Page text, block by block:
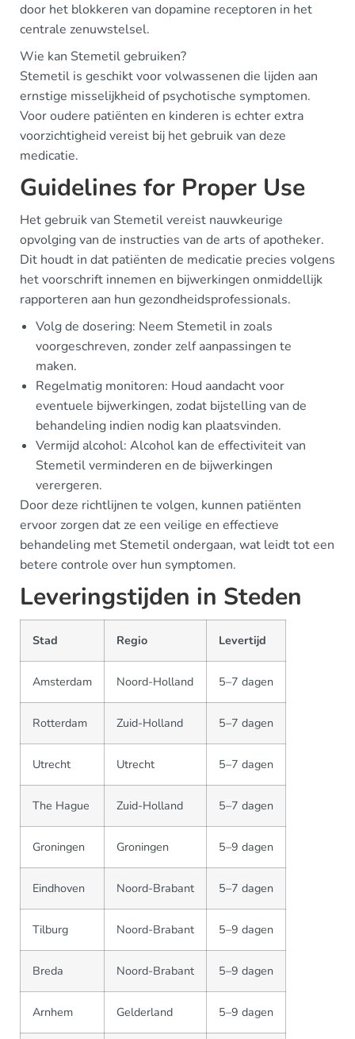
door het blokkeren van dopamine receptoren in het
centrale zenuwstelsel.
Wie kan Stemetil gebruiken?
Stemetil is geschikt voor volwassenen die lijden aan
ernstige misselijkheid of psychotische symptomen.
Voor oudere patiënten en kinderen is echter extra
voorzichtigheid vereist bij het gebruik van deze
medicatie.
Guidelines for Proper Use
Het gebruik van Stemetil vereist nauwkeurige
opvolging van de instructies van de arts of apotheker.
Dit houdt in dat patiënten de medicatie precies volgens
het voorschrift innemen en bijwerkingen onmiddellijk
rapporteren aan hun gezondheidsprofessionals.
Volg de dosering: Neem Stemetil in zoals
voorgeschreven, zonder zelf aanpassingen te
maken.
Regelmatig monitoren: Houd aandacht voor
eventuele bijwerkingen, zodat bijstelling van de
behandeling indien nodig kan plaatsvinden.
Vermijd alcohol: Alcohol kan de effectiviteit van
Stemetil verminderen en de bijwerkingen
verergeren.
Door deze richtlijnen te volgen, kunnen patiënten
ervoor zorgen dat ze een veilige en effectieve
behandeling met Stemetil ondergaan, wat leidt tot een
betere controle over hun symptomen.
Leveringstijden in Steden
Stad Regio Levertijd
Amsterdam Noord-Holland 5–7 dagen
Rotterdam Zuid-Holland 5–7 dagen
Utrecht Utrecht 5–7 dagen
The Hague Zuid-Holland 5–7 dagen
Groningen Groningen 5–9 dagen
Eindhoven Noord-Brabant 5–7 dagen
Tilburg Noord-Brabant 5–9 dagen
Breda Noord-Brabant 5–9 dagen
Arnhem Gelderland 5–9 dagen